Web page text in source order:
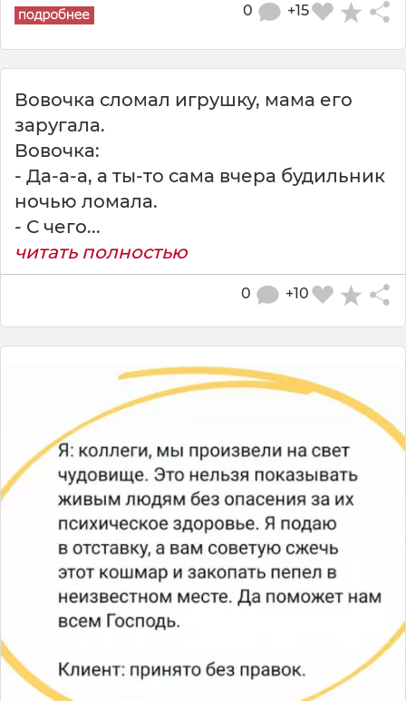
+15
0
Вовочка сломал игрушку, мама его
заругала.
Вовочка:
- Да-а-а, а ты-то сама вчера будильник
ночью ломала.
- С чего...
читать полностью
+10
0